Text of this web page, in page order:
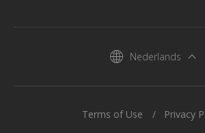
Nederlands
Terms of Use Privacy